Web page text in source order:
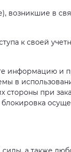
возникшие в
к своей
информацию
в
стороны при